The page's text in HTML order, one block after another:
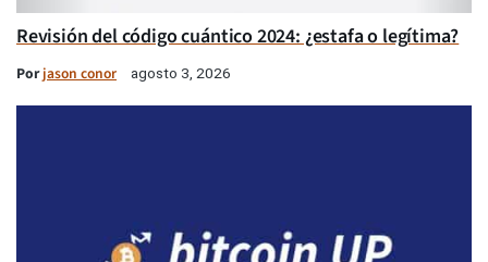
Revisión del código cuántico 2024: ¿estafa o legítima?
Porjason conor agosto 3, 2026